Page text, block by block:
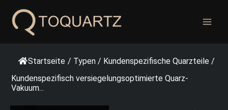
Inhalt
springen
Startseite / Typen / Kundenspezifische Quarzteile /
Kundenspezifisch versiegelungsoptimierte Quarz-
Vakuum...